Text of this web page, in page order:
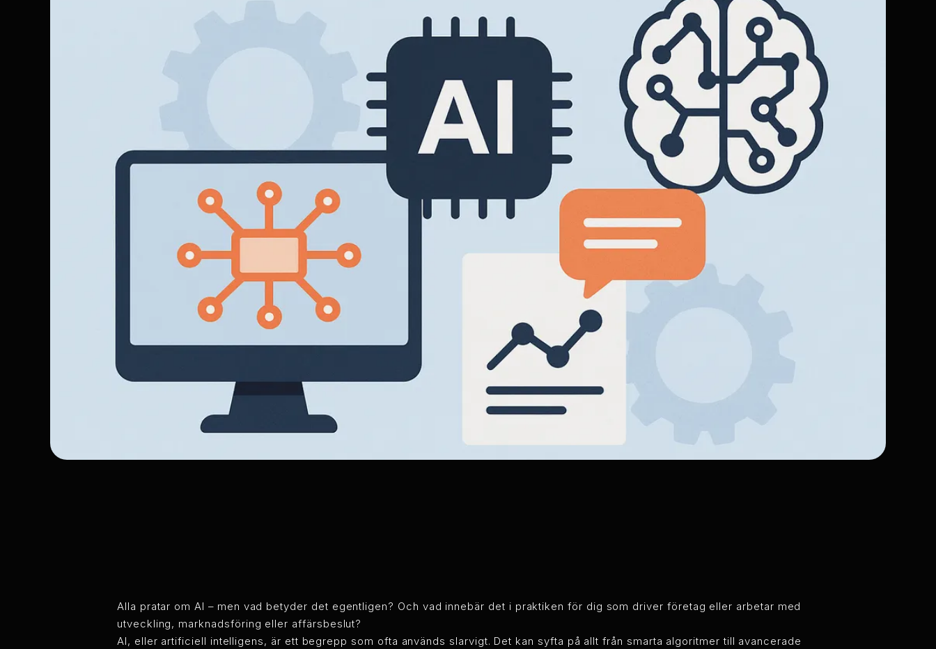
Alla pratar om AI – men vad betyder det egentligen? Och vad innebär det i praktiken för dig som driver företag eller arbetar med
utveckling, marknadsföring eller affärsbeslut?
AI, eller artificiell intelligens, är ett begrepp som ofta används slarvigt. Det kan syfta på allt från smarta algoritmer till avancerade